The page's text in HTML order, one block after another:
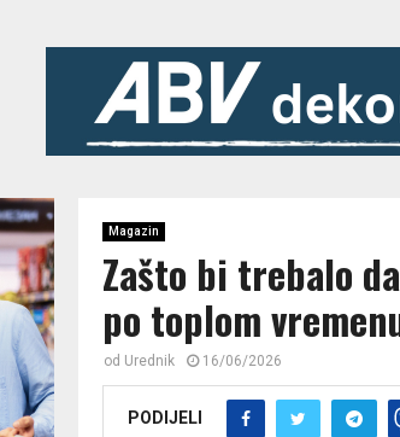
Magazin
Zašto bi trebalo
po toplom
od Urednik 16/06/2026
PODIJELI